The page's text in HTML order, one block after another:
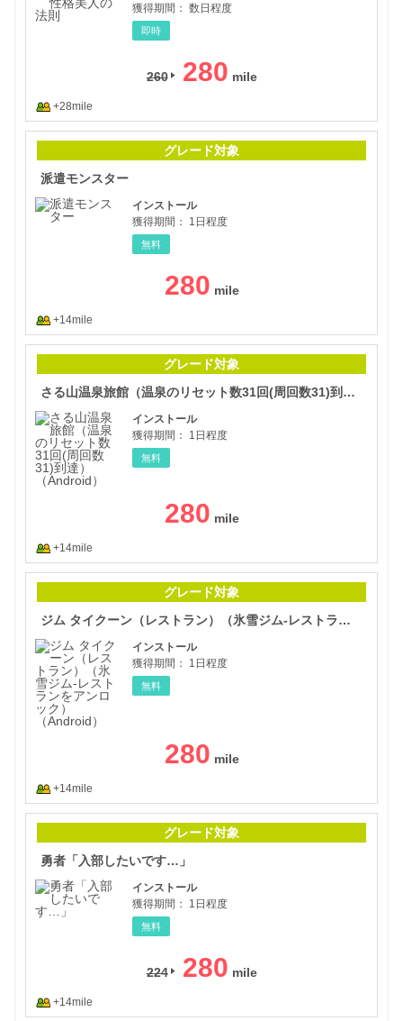
獲得期間： 数日程度
即時
260 280
+28mile
グレード対象
派遣モンスター
インストール
獲得期間：
1日程度
無料
280
+14mile
グレード対象
さる山温泉旅館（温泉のリセット数31回(周回数31)到達）（Android）
インストール
獲得期間：
1日程度
無料
280
+14mile
グレード対象
ジム タイクーン（レストラン）（氷雪ジム‐レストランをアンロック）（Android）
インストール
獲得期間：
1日程度
無料
280
+14mile
グレード対象
勇者「入部したいです…」
インストール
獲得期間：
1日程度
無料
224 280
+14mile